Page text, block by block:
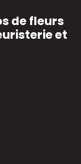
de fleurs
et